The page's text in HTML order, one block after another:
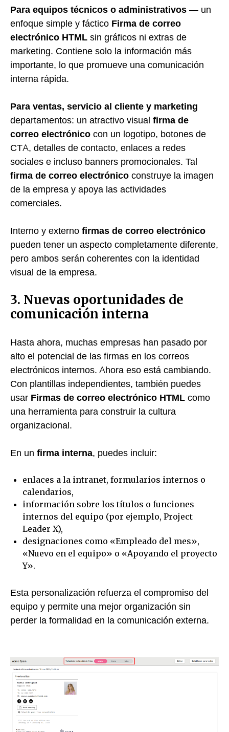
Para equipos técnicos o administrativos — un
enfoque simple y fáctico Firma de correo
electrónico HTML sin gráficos ni extras de
marketing. Contiene solo la información más
importante, lo que promueve una comunicación
interna rápida.
Para ventas, servicio al cliente y marketing
departamentos: un atractivo visual firma de
correo electrónico con un logotipo, botones de
CTA, detalles de contacto, enlaces a redes
sociales e incluso banners promocionales. Tal
firma de correo electrónico construye la imagen
de la empresa y apoya las actividades
comerciales.
Interno y externo firmas de correo electrónico
pueden tener un aspecto completamente diferente,
pero ambos serán coherentes con la identidad
visual de la empresa.
3. Nuevas oportunidades de
comunicación interna
Hasta ahora, muchas empresas han pasado por
alto el potencial de las firmas en los correos
electrónicos internos. Ahora eso está cambiando.
Con plantillas independientes, también puedes
usar Firmas de correo electrónico HTML como
una herramienta para construir la cultura
organizacional.
En un firma interna, puedes incluir:
enlaces a la intranet, formularios internos o
calendarios,
información sobre los títulos o funciones
internos del equipo (por ejemplo, Project
Leader X),
designaciones como «Empleado del mes»,
«Nuevo en el equipo» o «Apoyando el proyecto
Y».
Esta personalización refuerza el compromiso del
equipo y permite una mejor organización sin
perder la formalidad en la comunicación externa.